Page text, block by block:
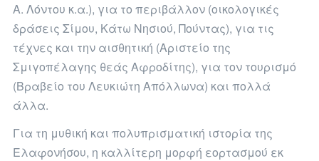
Α. Λόντου κ.α.), για το περιβάλλον (οικολογικές
δράσεις Σίμου, Kάτω Νησιού, Πούντας), για τις
τέχνες και την αισθητική (Αριστείο της
Σμιγοπέλαγης θεάς Αφροδίτης), για τον τουρισμό
(Βραβείο του Λευκιώτη Απόλλωνα) και πολλά
άλλα.
Για τη μυθική και πολυπρισματική ιστορία της
Ελαφονήσου, η καλλίτερη μορφή εορτασμού εκ